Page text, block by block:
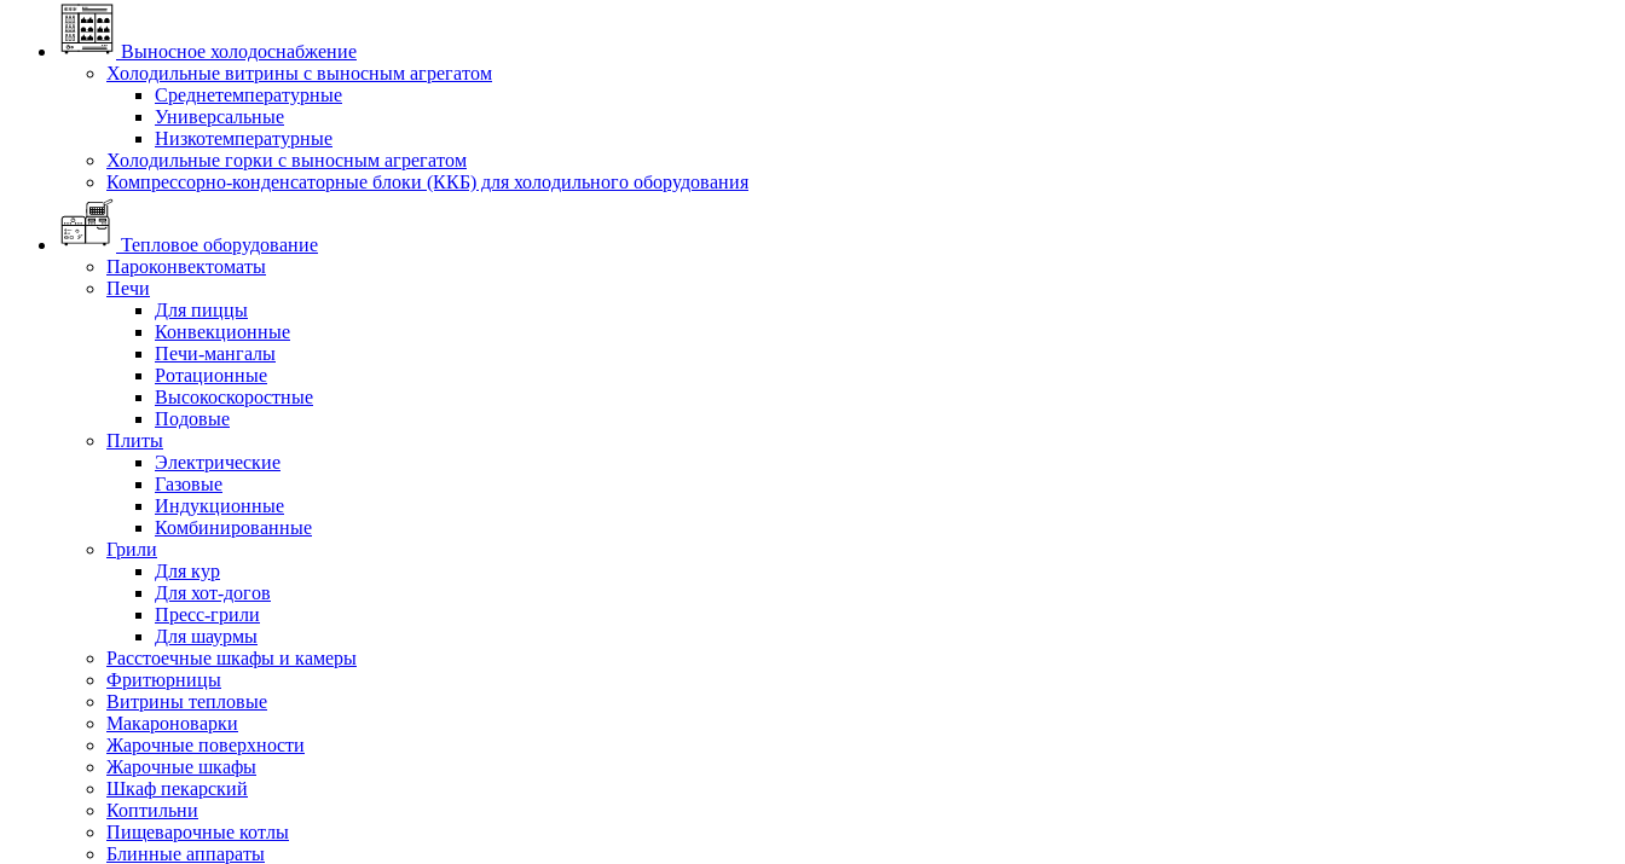
Выносное холодоснабжение
Холодильные витрины с выносным агрегатом
Среднетемпературные
Универсальные
Низкотемпературные
Холодильные горки с выносным агрегатом
Компрессорно-конденсаторные блоки (ККБ) для холодильного оборудования
Тепловое оборудование
Пароконвектоматы
Печи
Для пиццы
Конвекционные
Печи-мангалы
Ротационные
Высокоскоростные
Подовые
Плиты
Электрические
Газовые
Индукционные
Комбинированные
Грили
Для кур
Для хот-догов
Пресс-грили
Для шаурмы
Расстоечные шкафы и камеры
Фритюрницы
Витрины тепловые
Макароноварки
Жарочные поверхности
Жарочные шкафы
Шкаф пекарский
Коптильни
Пищеварочные котлы
Блинные аппараты